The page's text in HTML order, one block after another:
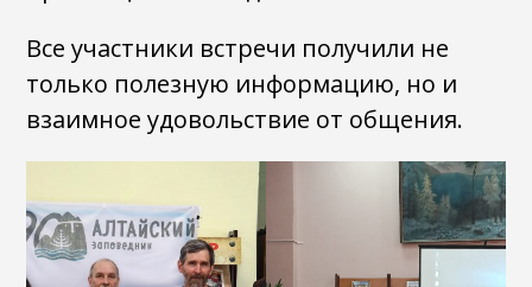
Все участники встречи получили не
только полезную информацию, но и
взаимное удовольствие от общения.